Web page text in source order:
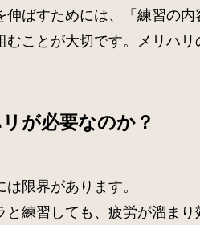
ばすためには、「練習の内
ことが大切です。メリハ
が必要なのか？
限界があります。
練習しても、疲労が溜まり